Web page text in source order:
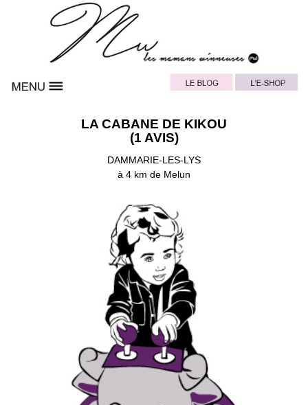
LA CABANE DE KIKOU
(1 AVIS)
DAMMARIE-LES-LYS
à 4 km de Melun